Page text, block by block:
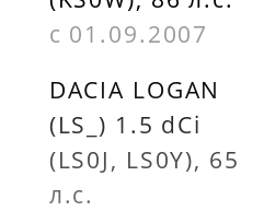
с 01.09.2007
DACIA LOGAN
(LS_) 1.5 dCi
(LS0J, LS0Y), 65
л.с.